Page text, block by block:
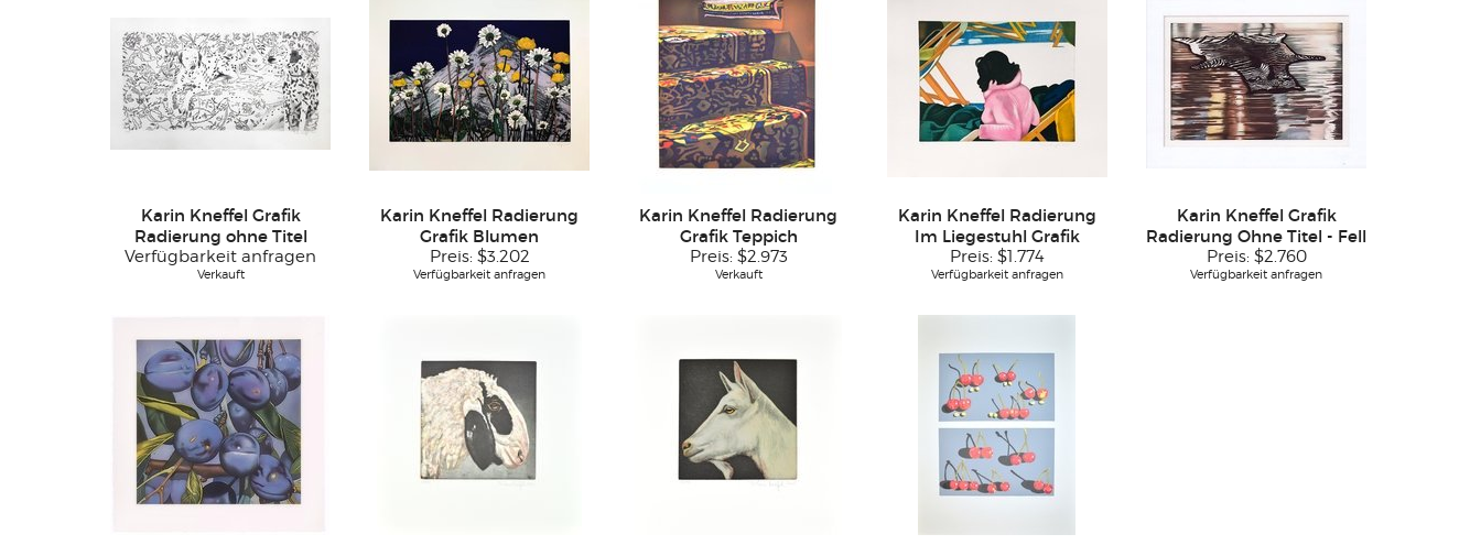
Karin Kneffel Grafik
Radierung ohne Titel
Verfügbarkeit anfragen
Verkauft
Karin Kneffel Radierung
Grafik Blumen
Preis: $3.202
Verfügbarkeit anfragen
Karin Kneffel Radierung
Grafik Teppich
Preis: $2.973
Verkauft
Karin Kneffel Radierung
Im Liegestuhl Grafik
Preis: $1.774
Verfügbarkeit anfragen
Karin Kneffel Grafik
Radierung Ohne Titel - Fell
Preis: $2.760
Verfügbarkeit anfragen